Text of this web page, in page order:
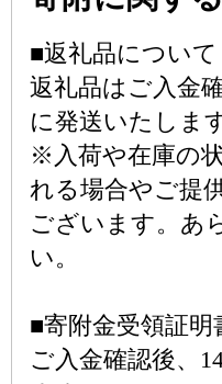
■返礼品について
返礼品はご入金
に発送いたします
※入荷や在庫の
れる場合やご提
ございます。あ
い。
■寄附金受領証明
ご入金確認後、